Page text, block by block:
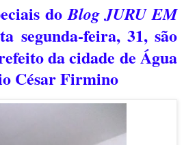
doBlog JURU EM
segunda-feira, 31, são
da cidade de Água
César Firmino